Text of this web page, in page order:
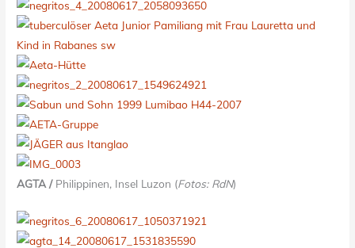
AGTA / Philippinen, Insel Luzon (Fotos: RdN)